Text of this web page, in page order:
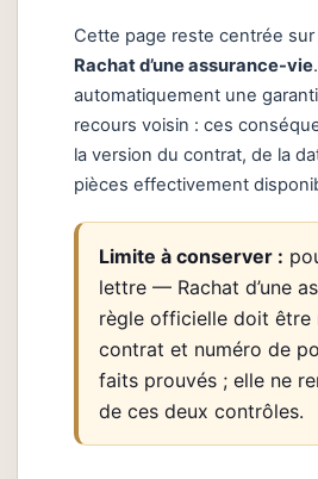
Cette page reste centrée sur
Rachat d’une assurance-vie
automatiquement une
recours voisin : ces
la version du contrat, de la
pièces effectivement
Limite à conserver :
lettre — Rachat d’une
règle officielle doit être
contrat et numéro de
faits prouvés ; elle ne
de ces deux contrôles.